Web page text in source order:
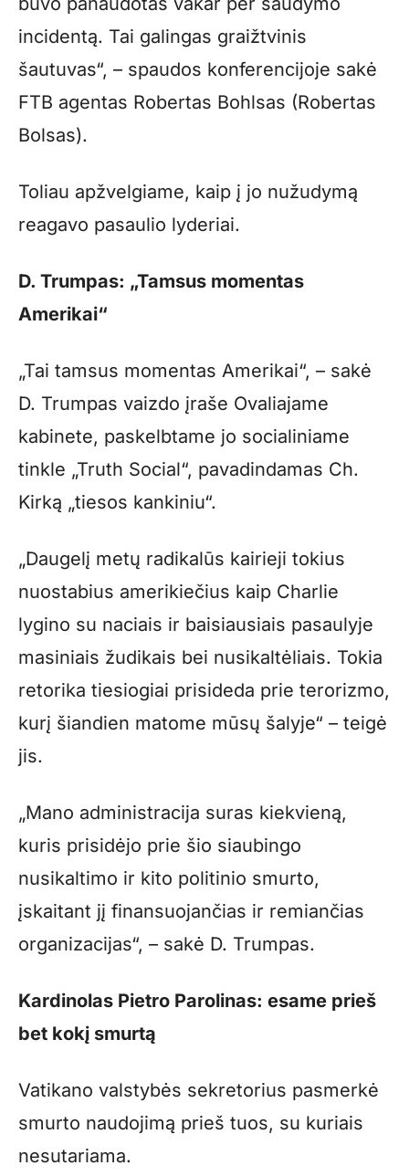
incidentą. Tai galingas graižtvinis
šautuvas“, – spaudos konferencijoje sakė
FTB agentas Robertas Bohlsas (Robertas
Bolsas).
Toliau apžvelgiame, kaip į jo nužudymą
reagavo pasaulio lyderiai.
D. Trumpas: „Tamsus momentas
Amerikai“
„Tai tamsus momentas Amerikai“, – sakė
D. Trumpas vaizdo įraše Ovaliajame
kabinete, paskelbtame jo socialiniame
tinkle „Truth Social“, pavadindamas Ch.
Kirką „tiesos kankiniu“.
„Daugelį metų radikalūs kairieji tokius
nuostabius amerikiečius kaip Charlie
lygino su naciais ir baisiausiais pasaulyje
masiniais žudikais bei nusikaltėliais. Tokia
retorika tiesiogiai prisideda prie terorizmo,
kurį šiandien matome mūsų šalyje“ – teigė
jis.
„Mano administracija suras kiekvieną,
kuris prisidėjo prie šio siaubingo
nusikaltimo ir kito politinio smurto,
įskaitant jį finansuojančias ir remiančias
organizacijas“, – sakė D. Trumpas.
Kardinolas Pietro Parolinas: esame prieš
bet kokį smurtą
Vatikano valstybės sekretorius pasmerkė
smurto naudojimą prieš tuos, su kuriais
nesutariama.